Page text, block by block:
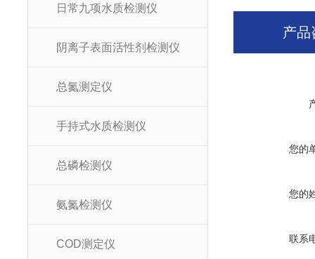
日常九项水质检测仪
阴离子表面活性剂检测仪
总氮测定仪
手持式水质检测仪
总磷检测仪
氨氮检测仪
COD测定仪
产品
您的
您的
联系